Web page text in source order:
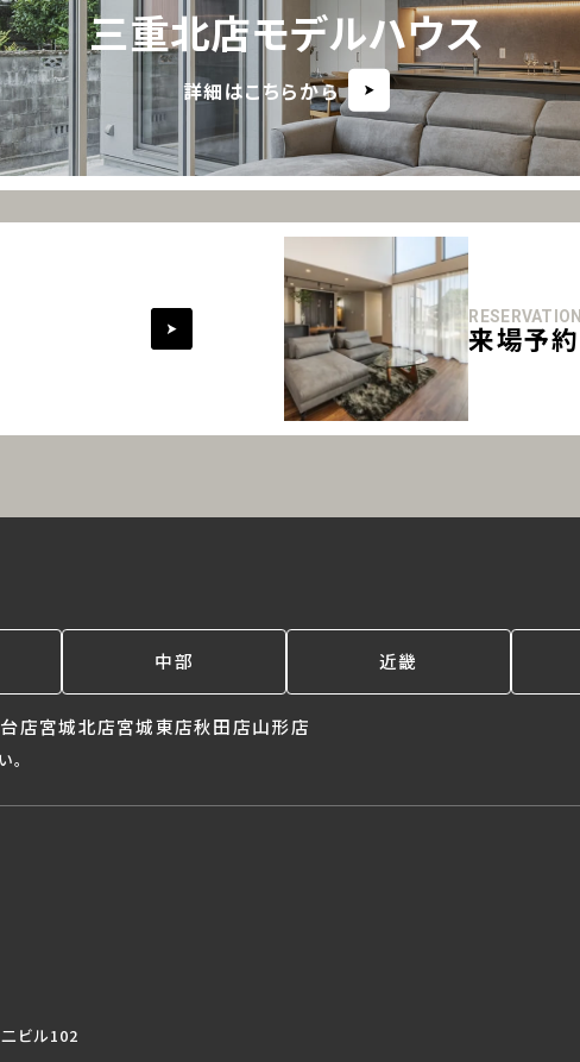
三重北店モデルハウス
詳細はこちらから
RESERVATION
来場予約
中部 近畿
店宮城北店宮城東店秋田店山形店
。
ビル102